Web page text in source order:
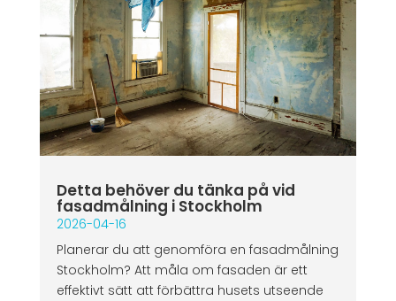
Detta behöver du tänka på vid
fasadmålning i Stockholm
2026-04-16
Planerar du att genomföra en fasadmålning
Stockholm? Att måla om fasaden är ett
effektivt sätt att förbättra husets utseende